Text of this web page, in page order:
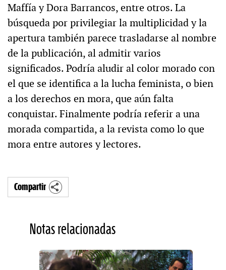
Maffía y Dora Barrancos, entre otros. La
búsqueda por privilegiar la multiplicidad y la
apertura también parece trasladarse al nombre
de la publicación, al admitir varios
significados. Podría aludir al color morado con
el que se identifica a la lucha feminista, o bien
a los derechos en mora, que aún falta
conquistar. Finalmente podría referir a una
morada compartida, a la revista como lo que
mora entre autores y lectores.
Compartir
Notas relacionadas